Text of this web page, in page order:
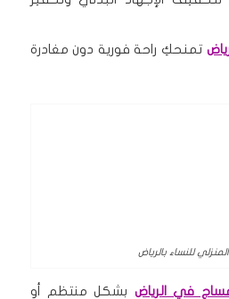
تمنحكِ راحة فورية دون مغادرة
للنساء بالرياض
في الرياض بشكل منتظم أو